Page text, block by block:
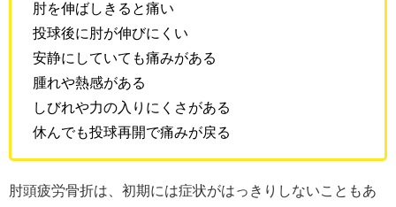
肘を伸ばしきると痛い
投球後に肘が伸びにくい
安静にしていても痛みがある
腫れや熱感がある
しびれや力の入りにくさがある
休んでも投球再開で痛みが戻る
肘頭疲労骨折は、初期には症状がはっきりしないこともあ